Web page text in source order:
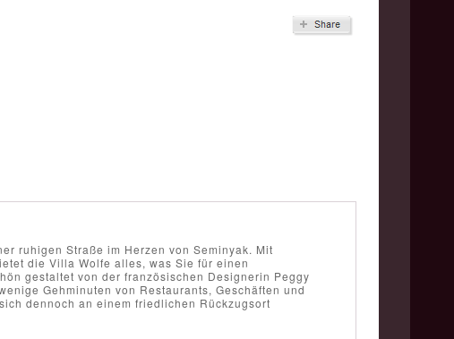
ruhigen Straße im Herzen von Seminyak. Mit
die Villa Wolfe alles, was Sie für einen
gestaltet von der französischen Designerin Peggy
Gehminuten von Restaurants, Geschäften und
dennoch an einem friedlichen Rückzugsort